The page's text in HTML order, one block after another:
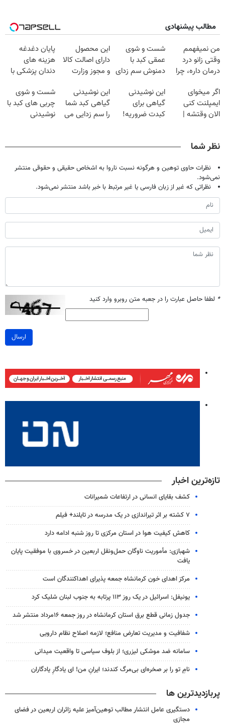
مطالب پیشنهادی
من نمیفهمم
وقتی زانو درد
درمان داره، چرا
تحمل میکنی؟❗
شست و شوی
عمقی کبد با
دمنوش سم زدای
این محصول
دارای اصالت کالا
و مجوز وزارت
است(55%تخفیف)
پایان دغدغه
هزینه های
دندان پزشکی با
خانگی
اگر میخوای
ایمپلنت کنی
الان وقتشه |
این نوشیدنی
گیاهی برای
کبدت ضروریه!
این نوشیدنی
گیاهی کبد شما
را سم زدایی می
شست و شوی
چربی های کبد با
نوشیدنی
نظر شما
نظرات حاوی توهین و هرگونه نسبت ناروا به اشخاص حقیقی و حقوقی منتشر
نمی‌شود.
نظراتی که غیر از زبان فارسی یا غیر مرتبط با خبر باشد منتشر نمی‌شود.
* لطفا حاصل عبارت را در جعبه متن روبرو وارد کنید
ارسال
تازه‌ترین اخبار
کشف بقایای انسانی در ارتفاعات شمیرانات
۷ کشته بر اثر تیراندازی در یک مدرسه در تایلند+ فیلم
کاهش کیفیت هوا در استان مرکزی تا روز شنبه ادامه دارد
شهبازی: مأموریت ناوگان حمل‌ونقل اربعین در خسروی با موفقیت پایان
یافت
مرکز اهدای خون کرمانشاه جمعه پذیرای اهداکنندگان است
یونیفل: اسرائیل در یک روز ۱۱۳ پرتابه به جنوب لبنان شلیک کرد
جدول زمانی قطع برق استان کرمانشاه در روز جمعه ۱۶مرداد منتشر شد
شفافیت و مدیریت تعارض منافع؛ لازمه اصلاح نظام دارویی
سامانه ضد موشکی لیزری؛ از بلوف سیاسی تا واقعیت میدانی
نامِ تو را بر صخره‌ای بی‌مرگ کندند؛ ایرانِ من! ای یادگارِ یادگاران
پربازدیدترین ها
دستگیری عامل انتشار مطالب توهین‌آمیز علیه زائران اربعین در فضای
مجازی